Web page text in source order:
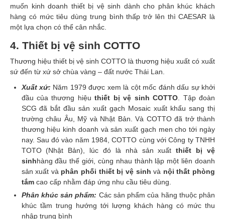
muốn kinh doanh thiết bị vệ sinh dành cho phân khúc khách
hàng có mức tiêu dùng trung bình thấp trở lên thì CAESAR là
một lựa chọn có thể cân nhắc.
4. Thiết bị vệ sinh COTTO
Thương hiệu thiết bị vệ sinh COTTO là thương hiệu xuất có xuất
sứ đến từ xứ sở chùa vàng – đất nước Thái Lan.
Xuất xứ: Năm 1979 được xem là cột mốc đánh dấu sự khởi
đầu của thương hiệuthiết bị vệ sinh COTTO. Tập đoàn
SCG đã bắt đầu sản xuất gạch Mosaic xuất khẩu sang thị
trường châu Âu, Mỹ và Nhật Bản. Và COTTO đã trở thành
thương hiệu kinh doanh và sản xuất gạch men cho tới ngày
nay. Sau đó vào năm 1984, COTTO cùng với Công ty TNHH
TOTO (Nhật Bản), lúc đó là nhà sản xuấtthiết bị vệ
sinhhàng đầu thế giới, cùng nhau thành lập một liên doanh
sản xuất vàphân phối thiết bị vệ sinh và nội thất phòng
tắmcao cấp nhằm đáp ứng nhu cầu tiêu dùng.
Phân khúc sản phẩm: Các sản phẩm của hãng thuộc phân
khúc tầm trung hướng tới lượng khách hàng có mức thu
nhập trung bình